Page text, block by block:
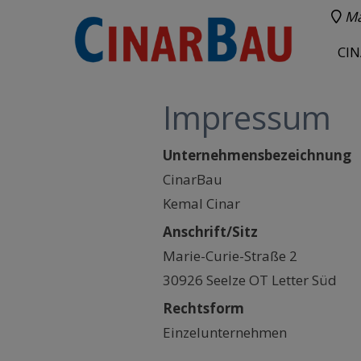
Impressum
Unternehmensbezeichnung
CinarBau
Kemal Cinar
Anschrift/Sitz
Marie-Curie-Straße 2
30926 Seelze OT Letter Süd
Rechtsform
Einzelunternehmen